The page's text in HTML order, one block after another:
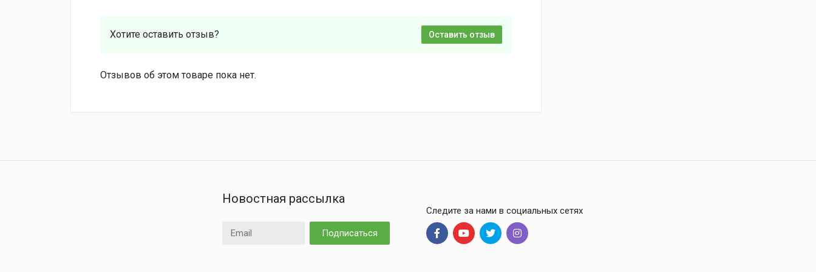
Хотите оставить отзыв? Оставить отзыв
Отзывов об этом товаре пока нет.
Новостная рассылка
Email адрес Подписаться
Следите за нами в социальных сетях